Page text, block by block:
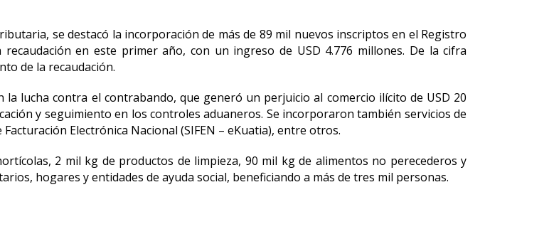
se destacó la incorporación de más de 89 mil nuevos inscriptos en el Registro
en este primer año, con un ingreso de USD 4.776 millones. De la cifra
de la recaudación.
lucha contra el contrabando, que generó un perjuicio al comercio ilícito de USD 20
y seguimiento en los controles aduaneros. Se incorporaron también servicios de
Electrónica Nacional (SIFEN – eKuatia), entre otros.
2 mil kg de productos de limpieza, 90 mil kg de alimentos no perecederos y
hogares y entidades de ayuda social, beneficiando a más de tres mil personas.